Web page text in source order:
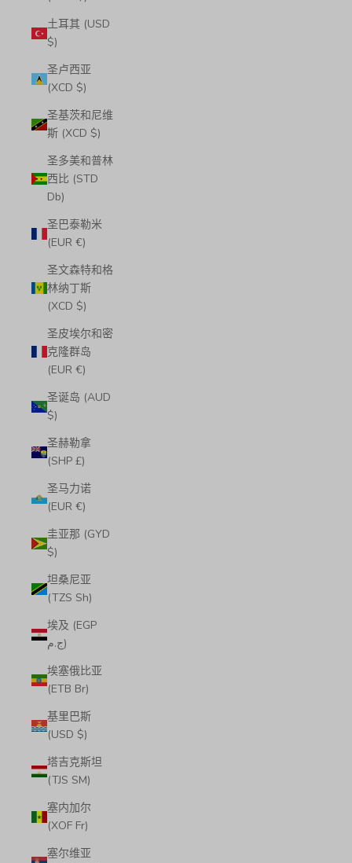
土耳其 (USD
$)
圣卢西亚
(XCD $)
圣基茨和尼维
斯 (XCD $)
圣多美和普林
西比 (STD
Db)
圣巴泰勒米
(EUR €)
圣文森特和格
林纳丁斯
(XCD $)
圣皮埃尔和密
克隆群岛
(EUR €)
圣诞岛 (AUD
$)
圣赫勒拿
(SHP £)
圣马力诺
(EUR €)
圭亚那 (GYD
$)
坦桑尼亚
(TZS Sh)
埃及 (EGP
ج.م)
埃塞俄比亚
(ETB Br)
基里巴斯
(USD $)
塔吉克斯坦
(TJS ЅМ)
塞内加尔
(XOF Fr)
塞尔维亚